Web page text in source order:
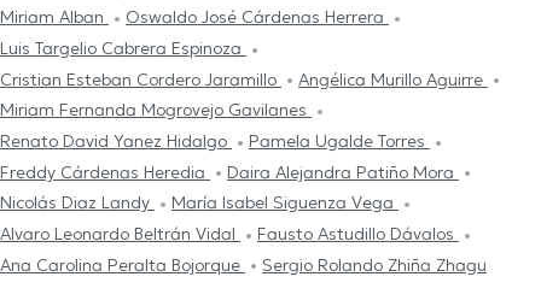
Miriam Alban
Oswaldo José Cárdenas Herrera
Luis Targelio Cabrera Espinoza
Cristian Esteban Cordero Jaramillo
Angélica Murillo Aguirre
Miriam Fernanda Mogrovejo Gavilanes
Renato David Yanez Hidalgo
Pamela Ugalde Torres
Freddy Cárdenas Heredia
Daira Alejandra Patiño Mora
Nicolás Diaz Landy
María Isabel Siguenza Vega
Alvaro Leonardo Beltrán Vidal
Fausto Astudillo Dávalos
Ana Carolina Peralta Bojorque
Sergio Rolando Zhiña Zhagu